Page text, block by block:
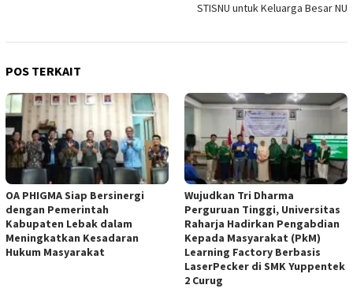
STISNU untuk Keluarga Besar NU
POS TERKAIT
OA PHIGMA Siap Bersinergi
dengan Pemerintah
Kabupaten Lebak dalam
Meningkatkan Kesadaran
Hukum Masyarakat
Wujudkan Tri Dharma
Perguruan Tinggi, Universitas
Raharja Hadirkan Pengabdian
Kepada Masyarakat (PkM)
Learning Factory Berbasis
LaserPecker di SMK Yuppentek
2 Curug